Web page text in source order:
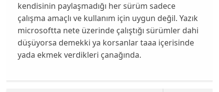
kendisinin paylaşmadığı her sürüm sadece
çalışma amaçlı ve kullanım için uygun değil. Yazık
microsoftta nete üzerinde çalıştığı sürümler dahi
düşüyorsa demekki ya korsanlar taaa içerisinde
yada ekmek verdikleri çanağında.